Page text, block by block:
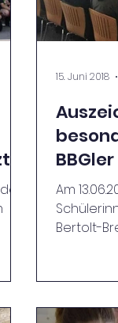
BBGler
Am
Bertolt-
15. Juni 2018